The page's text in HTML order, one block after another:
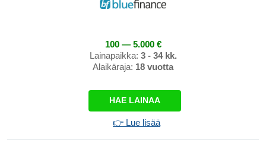
100 — 5.000 €
Lainapaikka: 3 - 34 kk.
Alaikäraja: 18 vuotta
HAE LAINAA
👉 Lue lisää